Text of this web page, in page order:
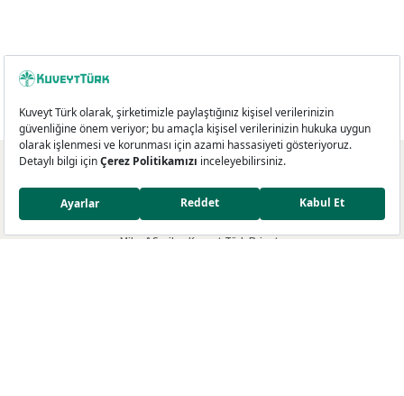
Kredi Kartları
Miles&Smiles Kuveyt Türk Platinum
Miles&Smiles Kuveyt Türk Private